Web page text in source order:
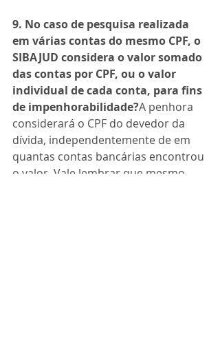
9. No caso de pesquisa realizada
em várias contas do mesmo CPF, o
SIBAJUD considera o valor somado
das contas por CPF, ou o valor
individual de cada conta, para fins
de impenhorabilidade?A penhora
considerará o CPF do devedor da
dívida, independentemente de em
quantas contas bancárias encontrou
o valor. Vale lembrar que mesmo